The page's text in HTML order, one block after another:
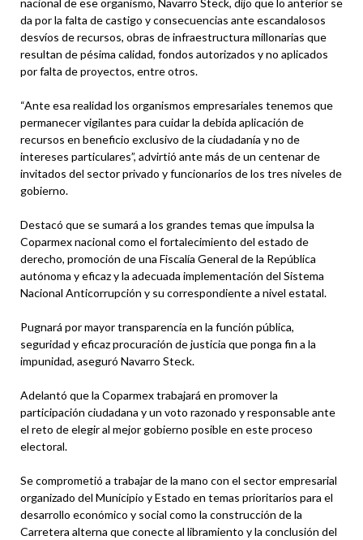
da por la falta de castigo y consecuencias ante escandalosos
desvíos de recursos, obras de infraestructura millonarias que
resultan de pésima calidad, fondos autorizados y no aplicados
por falta de proyectos, entre otros.
“Ante esa realidad los organismos empresariales tenemos que
permanecer vigilantes para cuidar la debida aplicación de
recursos en beneficio exclusivo de la ciudadanía y no de
intereses particulares”, advirtió ante más de un centenar de
invitados del sector privado y funcionarios de los tres niveles de
gobierno.
Destacó que se sumará a los grandes temas que impulsa la
Coparmex nacional como el fortalecimiento del estado de
derecho, promoción de una Fiscalía General de la República
autónoma y eficaz y la adecuada implementación del Sistema
Nacional Anticorrupción y su correspondiente a nivel estatal.
Pugnará por mayor transparencia en la función pública,
seguridad y eficaz procuración de justicia que ponga fin a la
impunidad, aseguró Navarro Steck.
Adelantó que la Coparmex trabajará en promover la
participación ciudadana y un voto razonado y responsable ante
el reto de elegir al mejor gobierno posible en este proceso
electoral.
Se comprometió a trabajar de la mano con el sector empresarial
organizado del Municipio y Estado en temas prioritarios para el
desarrollo económico y social como la construcción de la
Carretera alterna que conecte al libramiento y la conclusión del